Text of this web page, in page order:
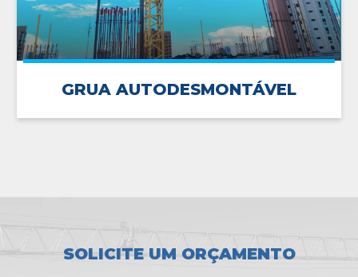
GRUA AUTODESMONTÁVEL
SOLICITE UM ORÇAMENTO